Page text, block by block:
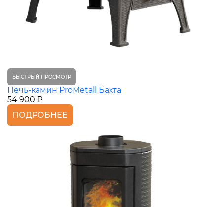
БЫСТРЫЙ ПРОСМОТР
Печь-камин ProMetall Бахта
54 900 ₽
ПОДРОБНЕЕ